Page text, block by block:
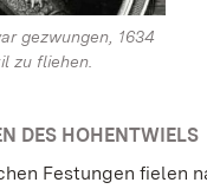
gezwungen, 1634
zu fliehen.
DES HOHENTWIELS
Festungen fielen